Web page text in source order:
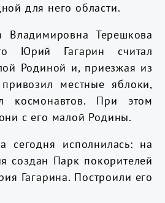
для него области.
Владимировна Терешкова
Юрий Гагарин считал
Родиной и, приезжая из
местные яблоки,
космонавтов. При этом
с его малой Родины.
сегодня исполнилась: на
создан Парк покорителей
Гагарина. Построили его